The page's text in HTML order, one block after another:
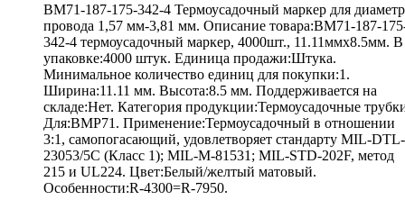
BM71-187-175-342-4 Термоусадочный маркер для
провода 1,57 мм-3,81 мм. Описание товара:BM71-187-
342-4 термоусадочный маркер, 4000шт., 11.11ммх8.5мм. В
упаковке:4000 штук. Единица продажи:Штука.
Минимальное количество единиц для покупки:1.
Ширина:11.11 мм. Высота:8.5 мм. Поддерживается на
складе:Нет. Категория продукции:Термоусадочные
Для:BMP71. Применение:Термоусадочный в отношении
3:1, самопогасающий, удовлетворяет стандарту MIL-DTL-
23053/5C (Класс 1); MIL-M-81531; MIL-STD-202F, метод
215 и UL224. Цвет:Белый/желтый матовый.
Особенности:R-4300=R-7950.